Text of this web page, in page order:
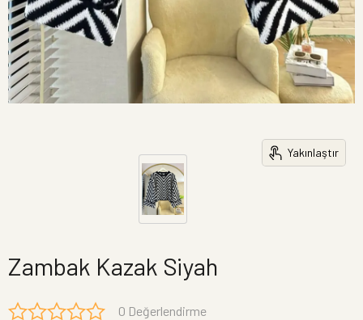
Yakınlaştır
Zambak Kazak Siyah
0 Değerlendirme